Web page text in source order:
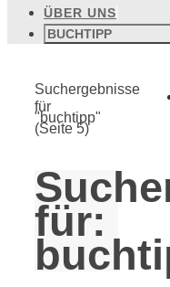
ÜBER UNS
Suchen
nach:
Start
Suchergebnisse
für
"buchtipp"
(Seite 5)
für: